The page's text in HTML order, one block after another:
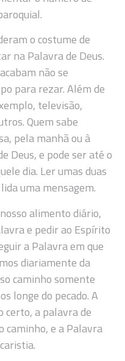
o costume de
na Palavra de Deus.
não se
para rezar. Além de
televisão,
Quem sabe
pela manhã ou à
Deus, e pode ser até o
dia. Ler umas duas
uma mensagem.
alimento diário,
e pedir ao Espírito
a Palavra em que
diariamente da
caminho somente
longe do pecado. A
certo, a palavra de
caminho, e a Palavra